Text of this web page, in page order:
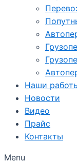
Наши
Новости
Видео
Прайс
Контакты
Menu